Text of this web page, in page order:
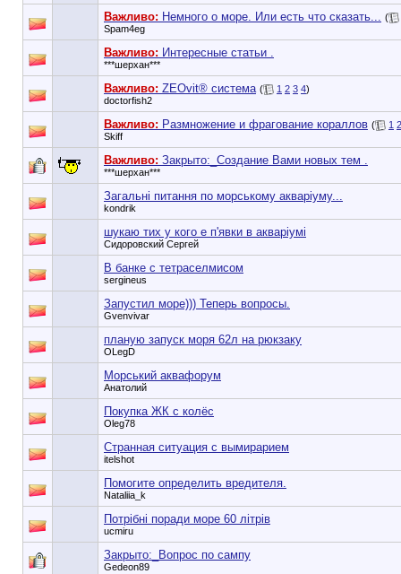
Важливо: Немного о море. Или есть что сказать... (
Spam4eg
Важливо: Интересные статьи .
***шерхан***
Важливо: ZEOvit® система ( 1 2 3 4)
doctorfish2
Важливо: Размножение и фрагование кораллов ( 1 2
Skiff
Важливо: Закрыто:_ Создание Вами новых тем .
***шерхан***
Загальні питання по морському акваріуму...
kondrik
шукаю тих у кого е п'явки в акваріумі
Сидоровский Сергей
В банке с тетраселмисом
sergineus
Запустил море))) Теперь вопросы.
Gvenvivar
планую запуск моря 62л на рюкзаку
OLegD
Морський аквафорум
Анатолий
Покупка ЖК с колёс
Oleg78
Странная ситуация с вымирарием
itelshot
Помогите определить вредителя.
Nataliia_k
Потрібні поради море 60 літрів
ucmiru
Закрыто:_ Вопрос по сампу
Gedeon89